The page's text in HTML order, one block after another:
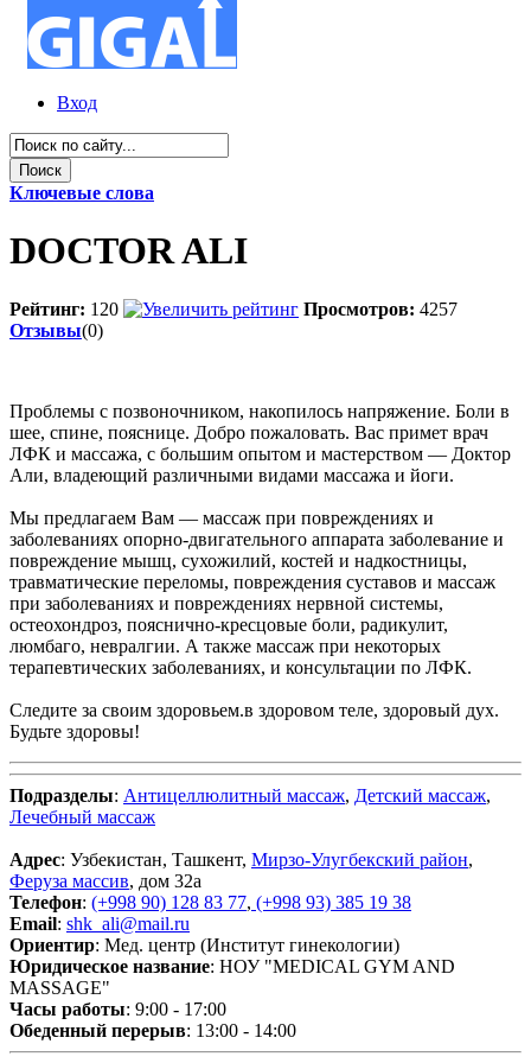
Вход
Ключевые слова
DOCTOR ALI
Рейтинг: 120 Просмотров: 4257
Отзывы(0)
Проблемы с позвоночником, накопилось напряжение. Боли в
шее, спине, пояснице. Добро пожаловать. Вас примет врач
ЛФК и массажа, с большим опытом и мастерством — Доктор
Али, владеющий различными видами массажа и йоги.
Мы предлагаем Вам — массаж при повреждениях и
заболеваниях опорно-двигательного аппарата заболевание и
повреждение мышц, сухожилий, костей и надкостницы,
травматические переломы, повреждения суставов и массаж
при заболеваниях и повреждениях нервной системы,
остеохондроз, пояснично-кресцовые боли, радикулит,
люмбаго, невралгии. А также массаж при некоторых
терапевтических заболеваниях, и консультации по ЛФК.
Следите за своим здоровьем.в здоровом теле, здоровый дух.
Будьте здоровы!
Подразделы: Антицеллюлитный массаж, Детский массаж,
Лечебный массаж
Адрес: Узбекистан, Ташкент, Мирзо-Улугбекский район,
Феруза массив, дом 32а
Телефон: (+998 90) 128 83 77, (+998 93) 385 19 38
Email: shk_ali@mail.ru
Ориентир: Мед. центр (Институт гинекологии)
Юридическое название: НОУ "MEDICAL GYM AND
MASSAGE"
Часы работы: 9:00 - 17:00
Обеденный перерыв: 13:00 - 14:00